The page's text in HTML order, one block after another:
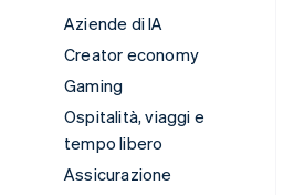
Aziende di IA
Creator economy
Gaming
Ospitalità, viaggi e
tempo libero
Assicurazione